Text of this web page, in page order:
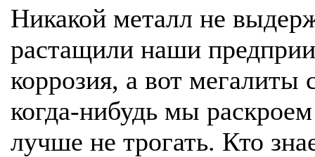
Никакой металл не
растащили наши
коррозия, а вот
когда-нибудь мы
лучше не трогать. Кто